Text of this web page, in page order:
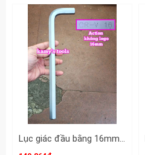
Lục giác đầu bằng 16mm Action dài 305mm ACK-62216 KHÔNG LOGO